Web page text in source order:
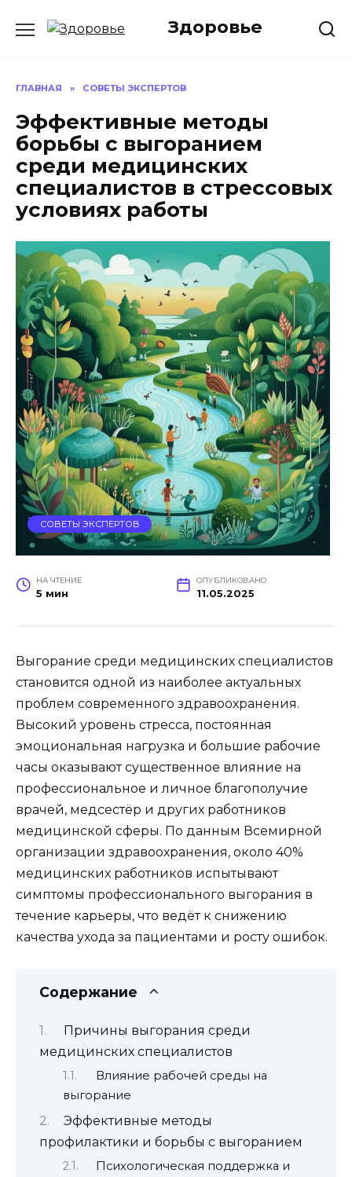
Здоровье
ГЛАВНАЯ » СОВЕТЫ ЭКСПЕРТОВ
Эффективные методы
борьбы с выгоранием
среди медицинских
специалистов в стрессовых
условиях работы
СОВЕТЫ ЭКСПЕРТОВ
НА ЧТЕНИЕ
5 мин
ОПУБЛИКОВАНО
11.05.2025
Выгорание среди медицинских специалистов
становится одной из наиболее актуальных
проблем современного здравоохранения.
Высокий уровень стресса, постоянная
эмоциональная нагрузка и большие рабочие
часы оказывают существенное влияние на
профессиональное и личное благополучие
врачей, медсестёр и других работников
медицинской сферы. По данным Всемирной
организации здравоохранения, около 40%
медицинских работников испытывают
симптомы профессионального выгорания в
течение карьеры, что ведёт к снижению
качества ухода за пациентами и росту ошибок.
Содержание
Причины выгорания среди
медицинских специалистов
Влияние рабочей среды на
выгорание
Эффективные методы
профилактики и борьбы с выгоранием
Психологическая поддержка и